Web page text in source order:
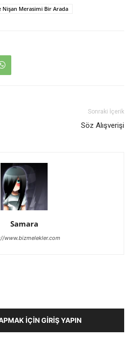
Nişan Merasimi Bir Arada
Sonraki İçerik
Söz Alışverişi
Samara
www.bizmelekler.com
İÇIN GIRIŞ YAPIN